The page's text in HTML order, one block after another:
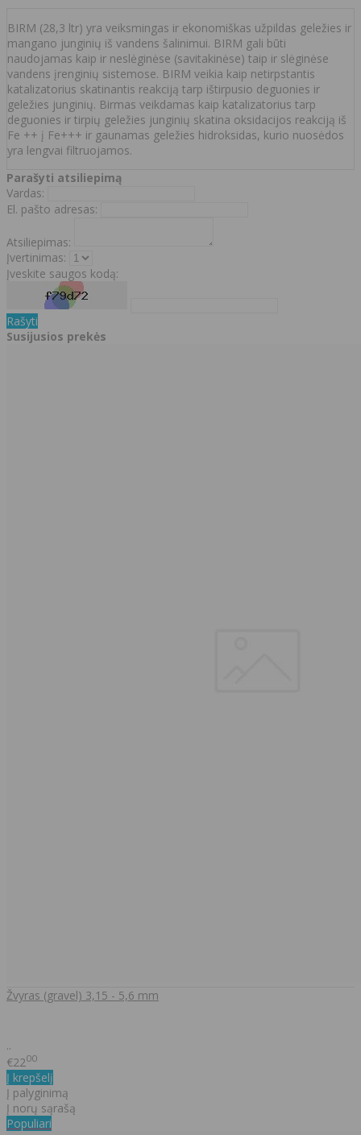
BIRM (28,3 ltr) yra veiksmingas ir ekonomiškas užpildas geležies ir
mangano junginių iš vandens šalinimui. BIRM gali būti
naudojamas kaip ir neslėginėse (savitakinėse) taip ir slėginėse
vandens įrenginių sistemose. BIRM veikia kaip netirpstantis
katalizatorius skatinantis reakciją tarp ištirpusio deguonies ir
geležies junginių. Birmas veikdamas kaip katalizatorius tarp
deguonies ir tirpių geležies junginių skatina oksidacijos reakciją iš
Fe ++ į Fe+++ ir gaunamas geležies hidroksidas, kurio nuosėdos
yra lengvai filtruojamos.
Parašyti atsiliepimą
Vardas:
El. pašto adresas:
Atsiliepimas:
Įvertinimas:
Įveskite saugos kodą:
Rašyti
Susijusios prekės
Žvyras (gravel) 3,15 - 5,6 mm
..
€2200
Į krepšelį
Į palyginimą
Į norų sąrašą
Populiari